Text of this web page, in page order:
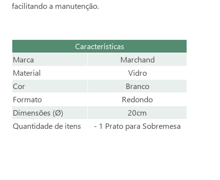
facilitando a manutenção.
Características
Marca
Marchand
Material
Vidro
Cor
Branco
Formato
Redondo
Dimensões (Ø)
20cm
Quantidade de itens
- 1 Prato para Sobremesa